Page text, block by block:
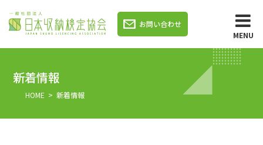
お問い合わせ
MENU
新着情報
HOME > 新着情報